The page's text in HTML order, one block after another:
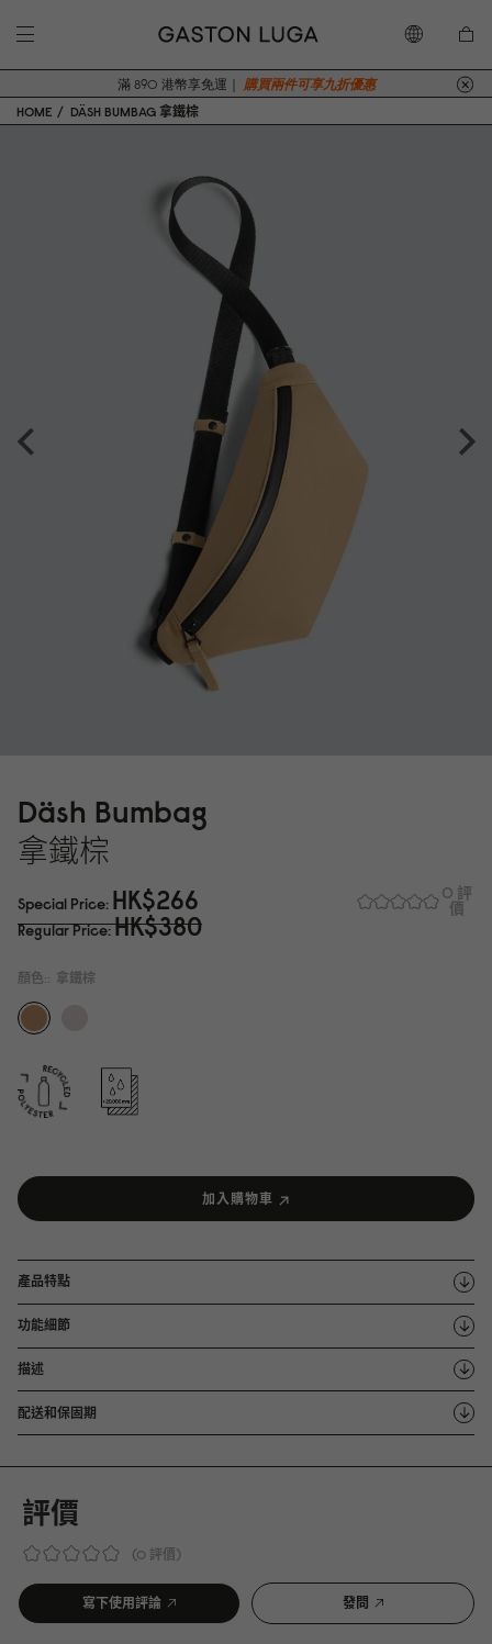
滿 890 港幣享免運｜ 購買兩件可享九折優惠
HOME
DÄSH BUMBAG 拿鐵棕
Däsh Bumbag
拿鐵棕
0 評
價
Special Price HK$266
Regular Price HK$380
顏色:: 拿鐵棕
加入購物車
產品特點
功能細節
描述
配送和保固期
評價
0 評價
寫下使用評論 發問